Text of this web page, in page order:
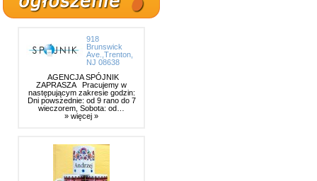
918
Brunswick
Ave.,Trenton,
NJ 08638
AGENCJA SPÓJNIK
ZAPRASZA Pracujemy w
następującym zakresie godzin:
Dni powszednie: od 9 rano do 7
wieczorem, Sobota: od…
» więcej »